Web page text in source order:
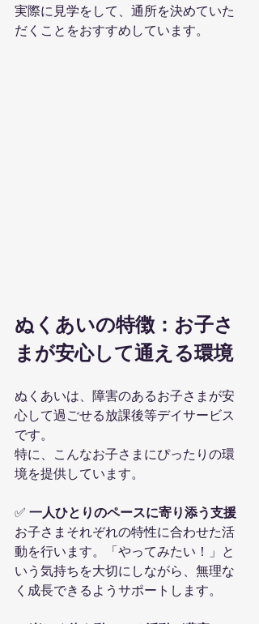
実際に見学をして、通所を決めていた
だくことをおすすめしています。
ぬくあいの特徴：お子さ
まが安心して通える環境
ぬくあいは、障害のあるお子さまが安
心して過ごせる放課後等デイサービス
です。
特に、こんなお子さまにぴったりの環
境を提供しています。
✅ 一人ひとりのペースに寄り添う支援
お子さまそれぞれの特性に合わせた活
動を行います。「やってみたい！」と
いう気持ちを大切にしながら、無理な
く成長できるようサポートします。